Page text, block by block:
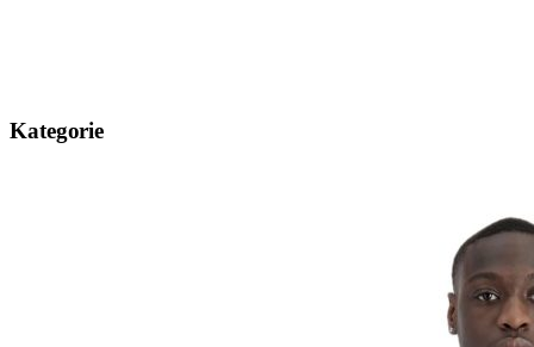
Kategorie